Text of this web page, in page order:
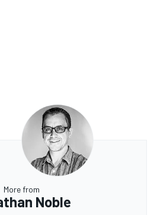
More from
Noble